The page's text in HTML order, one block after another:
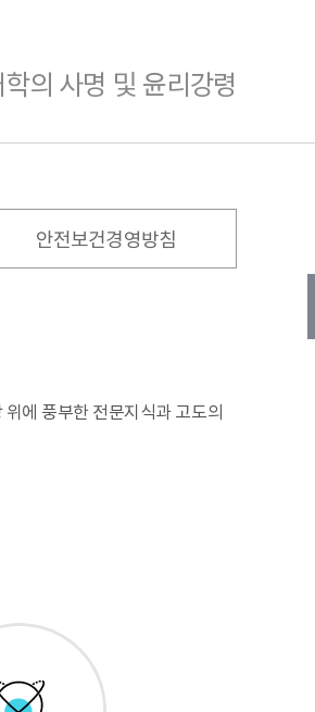
홍보동영상
혁신지원사업
의 사명 및 윤리강령
안전보건경영방침
에 풍부한 전문지식과 고도의